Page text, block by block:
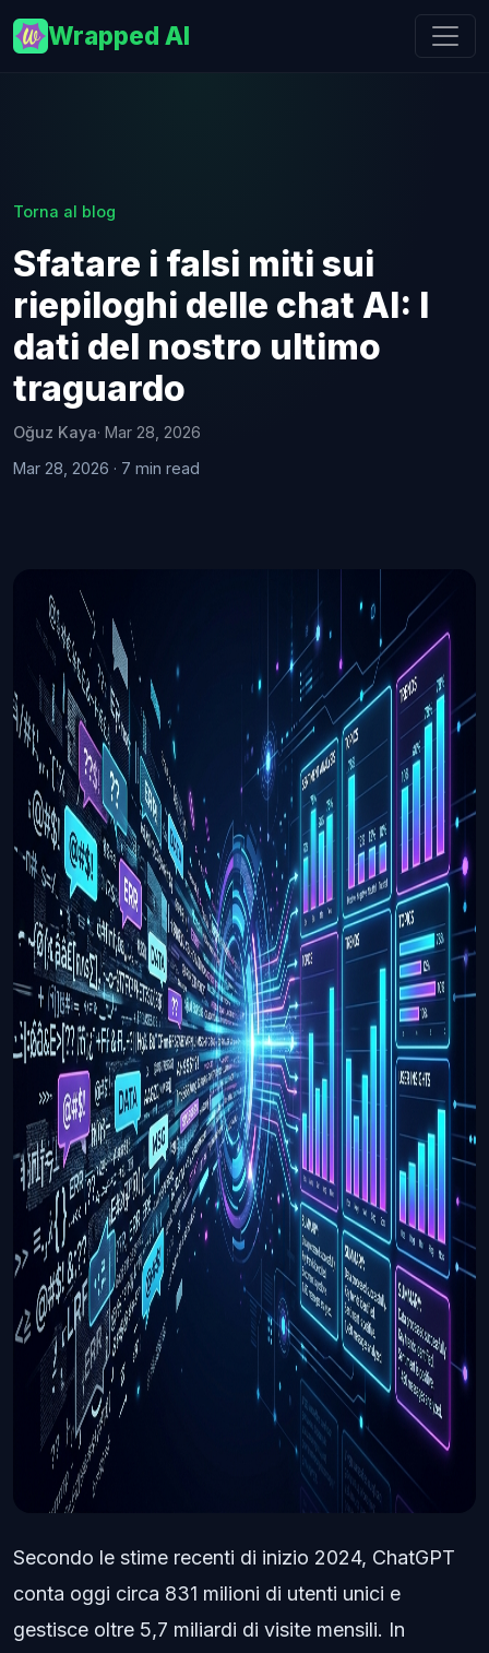
Wrapped AI
Torna al blog
Sfatare i falsi miti sui
riepiloghi delle chat AI: I
dati del nostro ultimo
traguardo
Oğuz Kaya· Mar 28, 2026
Mar 28, 2026 · 7 min read
Secondo le stime recenti di inizio 2024, ChatGPT
conta oggi circa 831 milioni di utenti unici e
gestisce oltre 5,7 miliardi di visite mensili. In